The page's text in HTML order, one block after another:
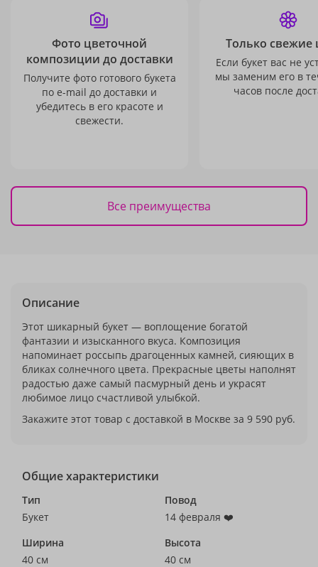
Фото цветочной
композиции до доставки
Получите фото готового букета
по e-mail до доставки и
убедитесь в его красоте и
свежести.
Только свежие
Если букет вас не
мы заменим его в
часов после
Все преимущества
Описание
Этот шикарный букет — воплощение богатой
фантазии и изысканного вкуса. Композиция
напоминает россыпь драгоценных камней, сияющих в
бликах солнечного цвета. Прекрасные цветы наполнят
радостью даже самый пасмурный день и украсят
любимое лицо счастливой улыбкой.
Закажите этот товар с доставкой в Москве за 9 590 руб.
Общие характеристики
Тип
Букет
Повод
14 февраля ❤️
Ширина
40 см
Высота
40 см